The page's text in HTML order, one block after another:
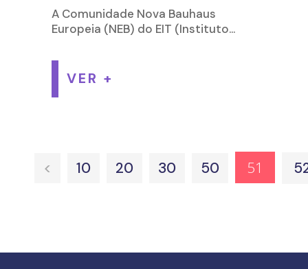
A Comunidade Nova Bauhaus
Europeia (NEB) do EIT (Instituto...
VER +
< 10 20 30 50 51